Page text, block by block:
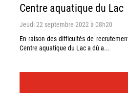
Centre aquatique du Lac
Jeudi 22 septembre 2022 à 08h20
En raison des difficultés de
Centre aquatique du Lac a dû a...